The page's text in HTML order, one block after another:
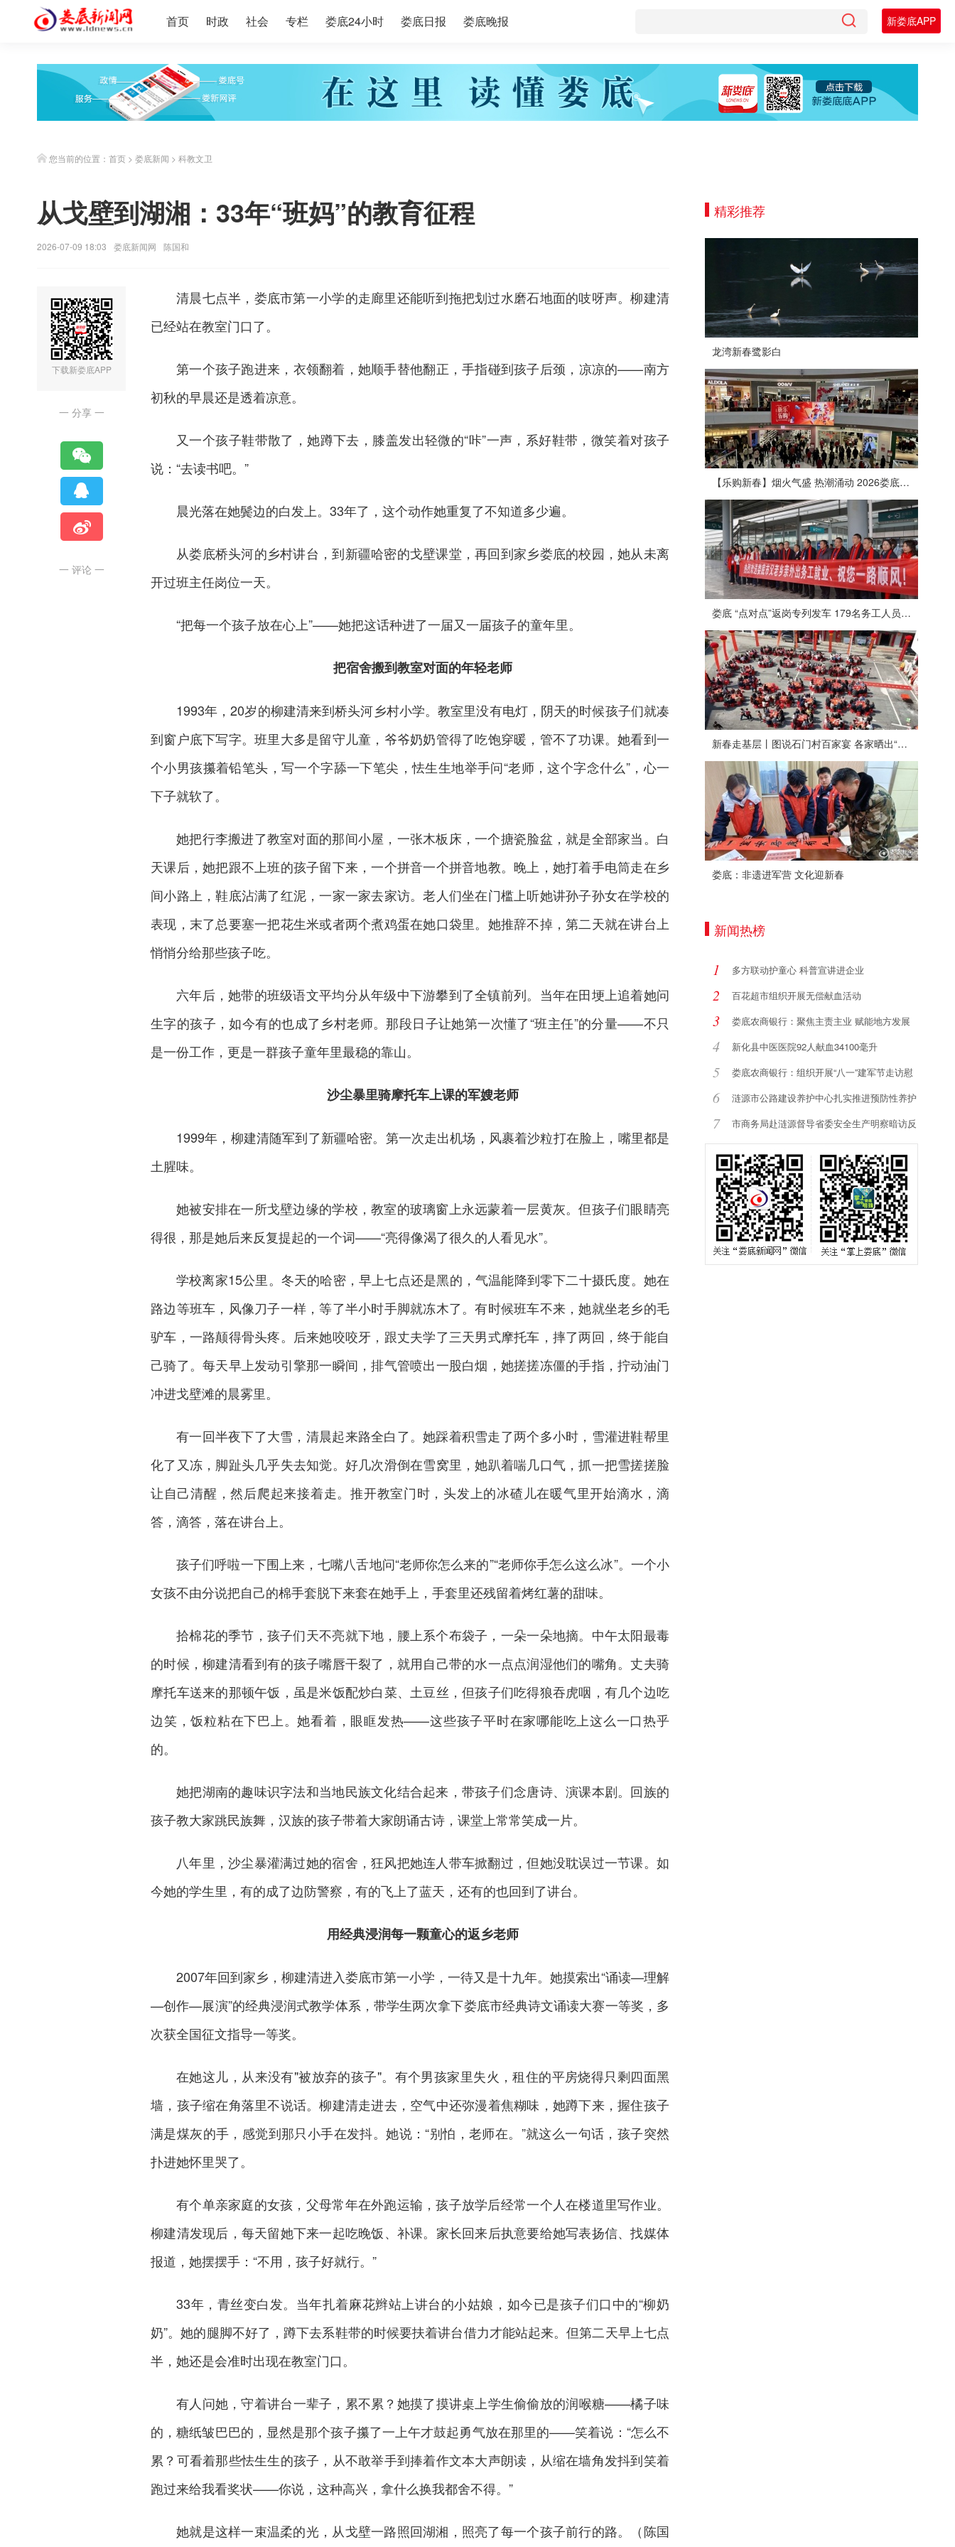
首页 时政 社会 专栏 娄底24小时 娄底日报 娄底晚报 新娄底APP
您当前的位置： 首页 > 娄底新闻 > 科教文卫
从戈壁到湖湘：33年“班妈”的教育征程
2026-07-09 18:03 娄底新闻网 陈国和
下载新娄底APP
一 分享 一
一 评论 一
清晨七点半，娄底市第一小学的走廊里还能听到拖把划过水磨石地面的吱呀声。柳建清
已经站在教室门口了。
第一个孩子跑进来，衣领翻着，她顺手替他翻正，手指碰到孩子后颈，凉凉的——南方
初秋的早晨还是透着凉意。
又一个孩子鞋带散了，她蹲下去，膝盖发出轻微的“咔”一声，系好鞋带，微笑着对孩子
说：“去读书吧。”
晨光落在她鬓边的白发上。33年了，这个动作她重复了不知道多少遍。
从娄底桥头河的乡村讲台，到新疆哈密的戈壁课堂，再回到家乡娄底的校园，她从未离
开过班主任岗位一天。
“把每一个孩子放在心上”——她把这话种进了一届又一届孩子的童年里。
把宿舍搬到教室对面的年轻老师
1993年，20岁的柳建清来到桥头河乡村小学。教室里没有电灯，阴天的时候孩子们就凑
到窗户底下写字。班里大多是留守儿童，爷爷奶奶管得了吃饱穿暖，管不了功课。她看到一
个小男孩攥着铅笔头，写一个字舔一下笔尖，怯生生地举手问“老师，这个字念什么”，心一
下子就软了。
她把行李搬进了教室对面的那间小屋，一张木板床，一个搪瓷脸盆，就是全部家当。白
天课后，她把跟不上班的孩子留下来，一个拼音一个拼音地教。晚上，她打着手电筒走在乡
间小路上，鞋底沾满了红泥，一家一家去家访。老人们坐在门槛上听她讲孙子孙女在学校的
表现，末了总要塞一把花生米或者两个煮鸡蛋在她口袋里。她推辞不掉，第二天就在讲台上
悄悄分给那些孩子吃。
六年后，她带的班级语文平均分从年级中下游攀到了全镇前列。当年在田埂上追着她问
生字的孩子，如今有的也成了乡村老师。那段日子让她第一次懂了“班主任”的分量——不只
是一份工作，更是一群孩子童年里最稳的靠山。
沙尘暴里骑摩托车上课的军嫂老师
1999年，柳建清随军到了新疆哈密。第一次走出机场，风裹着沙粒打在脸上，嘴里都是
土腥味。
她被安排在一所戈壁边缘的学校，教室的玻璃窗上永远蒙着一层黄灰。但孩子们眼睛亮
得很，那是她后来反复提起的一个词——“亮得像渴了很久的人看见水”。
学校离家15公里。冬天的哈密，早上七点还是黑的，气温能降到零下二十摄氏度。她在
路边等班车，风像刀子一样，等了半小时手脚就冻木了。有时候班车不来，她就坐老乡的毛
驴车，一路颠得骨头疼。后来她咬咬牙，跟丈夫学了三天男式摩托车，摔了两回，终于能自
己骑了。每天早上发动引擎那一瞬间，排气管喷出一股白烟，她搓搓冻僵的手指，拧动油门
冲进戈壁滩的晨雾里。
有一回半夜下了大雪，清晨起来路全白了。她踩着积雪走了两个多小时，雪灌进鞋帮里
化了又冻，脚趾头几乎失去知觉。好几次滑倒在雪窝里，她趴着喘几口气，抓一把雪搓搓脸
让自己清醒，然后爬起来接着走。推开教室门时，头发上的冰碴儿在暖气里开始滴水，滴
答，滴答，落在讲台上。
孩子们呼啦一下围上来，七嘴八舌地问“老师你怎么来的”“老师你手怎么这么冰”。一个小
女孩不由分说把自己的棉手套脱下来套在她手上，手套里还残留着烤红薯的甜味。
拾棉花的季节，孩子们天不亮就下地，腰上系个布袋子，一朵一朵地摘。中午太阳最毒
的时候，柳建清看到有的孩子嘴唇干裂了，就用自己带的水一点点润湿他们的嘴角。丈夫骑
摩托车送来的那顿午饭，虽是米饭配炒白菜、土豆丝，但孩子们吃得狼吞虎咽，有几个边吃
边笑，饭粒粘在下巴上。她看着，眼眶发热——这些孩子平时在家哪能吃上这么一口热乎
的。
她把湖南的趣味识字法和当地民族文化结合起来，带孩子们念唐诗、演课本剧。回族的
孩子教大家跳民族舞，汉族的孩子带着大家朗诵古诗，课堂上常常笑成一片。
八年里，沙尘暴灌满过她的宿舍，狂风把她连人带车掀翻过，但她没耽误过一节课。如
今她的学生里，有的成了边防警察，有的飞上了蓝天，还有的也回到了讲台。
用经典浸润每一颗童心的返乡老师
2007年回到家乡，柳建清进入娄底市第一小学，一待又是十九年。她摸索出“诵读—理解
—创作—展演”的经典浸润式教学体系，带学生两次拿下娄底市经典诗文诵读大赛一等奖，多
次获全国征文指导一等奖。
在她这儿，从来没有"被放弃的孩子"。有个男孩家里失火，租住的平房烧得只剩四面黑
墙，孩子缩在角落里不说话。柳建清走进去，空气中还弥漫着焦糊味，她蹲下来，握住孩子
满是煤灰的手，感觉到那只小手在发抖。她说：“别怕，老师在。”就这么一句话，孩子突然
扑进她怀里哭了。
有个单亲家庭的女孩，父母常年在外跑运输，孩子放学后经常一个人在楼道里写作业。
柳建清发现后，每天留她下来一起吃晚饭、补课。家长回来后执意要给她写表扬信、找媒体
报道，她摆摆手：“不用，孩子好就行。”
33年，青丝变白发。当年扎着麻花辫站上讲台的小姑娘，如今已是孩子们口中的“柳奶
奶”。她的腿脚不好了，蹲下去系鞋带的时候要扶着讲台借力才能站起来。但第二天早上七点
半，她还是会准时出现在教室门口。
有人问她，守着讲台一辈子，累不累？她摸了摸讲桌上学生偷偷放的润喉糖——橘子味
的，糖纸皱巴巴的，显然是那个孩子攥了一上午才鼓起勇气放在那里的——笑着说：“怎么不
累？可看着那些怯生生的孩子，从不敢举手到捧着作文本大声朗读，从缩在墙角发抖到笑着
跑过来给我看奖状——你说，这种高兴，拿什么换我都舍不得。”
她就是这样一束温柔的光，从戈壁一路照回湖湘，照亮了每一个孩子前行的路。（陈国
精彩推荐
龙湾新春鹭影白
【乐购新春】烟火气盛 热潮涌动 2026娄底春节消费市场喜迎“开门红”
娄底 “点对点”返岗专列发车 179名务工人员免费赴沪
新春走基层丨图说石门村百家宴 各家晒出“拿手菜”
娄底：非遗进军营 文化迎新春
新闻热榜
1 多方联动护童心 科普宣讲进企业
2 百花超市组织开展无偿献血活动
3 娄底农商银行：聚焦主责主业 赋能地方发展
4 新化县中医医院92人献血34100毫升
5 娄底农商银行：组织开展“八一”建军节走访慰
6
涟源市公路建设养护中心扎实推进预防性养护
提7
市商务局赴涟源督导省委安全生产明察暗访反
馈